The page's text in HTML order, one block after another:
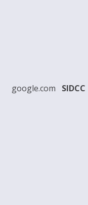
google.com SIDCC